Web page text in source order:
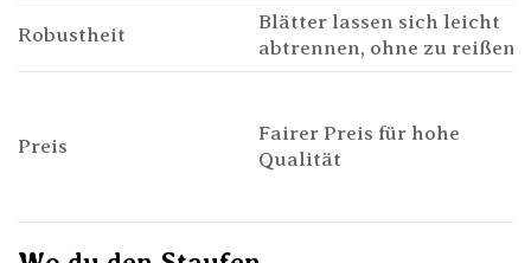
Robustheit
Blätter lassen sich leicht
abtrennen, ohne zu reißen
Preis
Fairer Preis für hohe
Qualität